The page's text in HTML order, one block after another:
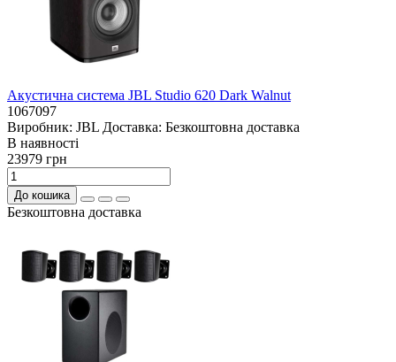
Акустична система JBL Studio 620 Dark Walnut
1067097
Виробник: JBL Доставка: Безкоштовна доставка
В наявностi
23979 грн
До кошика
Безкоштовна доставка